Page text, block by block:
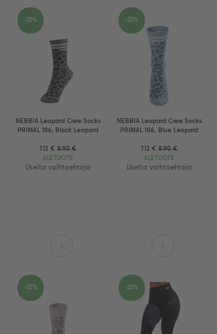
NEBBIA Leopard Crew Socks
PRIMAL 106, Black Leopard
7.12 € 8.90 €
ALETUOTE
Useita vaihtoehtoja
-20%
NEBBIA Leopard Crew Socks
PRIMAL 106, Blue Leopard
7.12 € 8.90 €
ALETUOTE
Useita vaihtoehtoja
-20%
-20% -20%